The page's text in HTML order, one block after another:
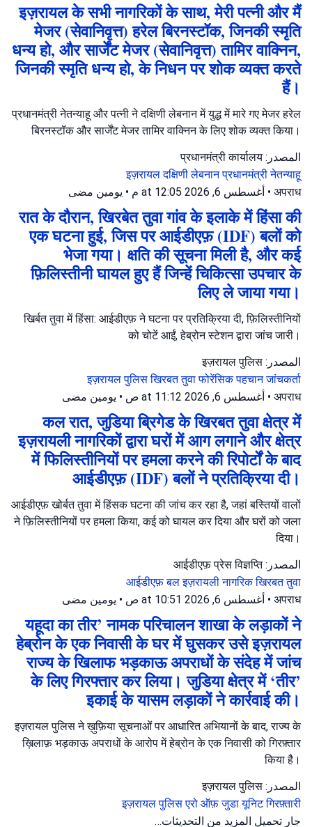
इज़रायल के सभी नागरिकों के साथ, मेरी पत्नी और मैं
मेजर (सेवानिवृत्त) हरेल बिरनस्टॉक, जिनकी स्मृति
धन्य हो, और सार्जेंट मेजर (सेवानिवृत्त) तामिर वाक्निन,
जिनकी स्मृति धन्य हो, के निधन पर शोक व्यक्त करते
हैं।
प्रधानमंत्री नेतन्याहू और पत्नी ने दक्षिणी लेबनान में युद्ध में मारे गए मेजर हरेल
बिरनस्टॉक और सार्जेंट मेजर तामिर वाक्निन के लिए शोक व्यक्त किया।
المصدر: प्रधानमंत्री कार्यालय
इज़रायलदक्षिणी लेबनानप्रधानमंत्री नेतन्याहू
अपराध
• أغسطس 6, 2026 at 12:05 م • يومين مضى
रात के दौरान, खिरबेत तुवा गांव के इलाके में हिंसा की
एक घटना हुई, जिस पर आईडीएफ़ (IDF) बलों को
भेजा गया। क्षति की सूचना मिली है, और कई
फ़िलिस्तीनी घायल हुए हैं जिन्हें चिकित्सा उपचार के
लिए ले जाया गया।
खिर्बत तुवा में हिंसा: आईडीएफ़ ने घटना पर प्रतिक्रिया दी, फ़िलिस्तीनियों
को चोटें आईं, हेब्रोन स्टेशन द्वारा जांच जारी।
المصدر: इज़रायल पुलिस
इज़रायल पुलिसखिरबत तुवाफोरेंसिक पहचान जांचकर्ता
अपराध
• أغسطس 6, 2026 at 11:12 ص • يومين مضى
कल रात, जुडिया ब्रिगेड के खिरबत तुवा क्षेत्र में
इज़रायली नागरिकों द्वारा घरों में आग लगाने और क्षेत्र
में फिलिस्तीनियों पर हमला करने की रिपोर्टों के बाद
आईडीएफ़ (IDF) बलों ने प्रतिक्रिया दी।
आईडीएफ़ खोर्बत तुवा में हिंसक घटना की जांच कर रहा है, जहां बस्तियों वालों
ने फ़िलिस्तीनियों पर हमला किया, कई को घायल कर दिया और घरों को जला
दिया।
المصدر: आईडीएफ़ प्रेस विज्ञप्ति
आईडीएफ़ बलइज़रायली नागरिकखिरबत तुवा
अपराध
• أغسطس 6, 2026 at 10:51 ص • يومين مضى
यहूदा का तीर’ नामक परिचालन शाखा के लड़ाकों ने
हेब्रोन के एक निवासी के घर में घुसकर उसे इज़रायल
राज्य के खिलाफ भड़काऊ अपराधों के संदेह में जांच
के लिए गिरफ्तार कर लिया। जुडिया क्षेत्र में ‘तीर’
इकाई के यासम लड़ाकों ने कार्रवाई की।
इज़रायल पुलिस ने ख़ुफ़िया सूचनाओं पर आधारित अभियानों के बाद, राज्य के
ख़िलाफ़ भड़काऊ अपराधों के आरोप में हेब्रोन के एक निवासी को गिरफ़्तार
किया है।
المصدر: इज़रायल पुलिस
इज़रायल पुलिसएरो ऑफ़ जुडा यूनिटगिरफ़्तारी
جارٍ تحميل المزيد من التحديثات…